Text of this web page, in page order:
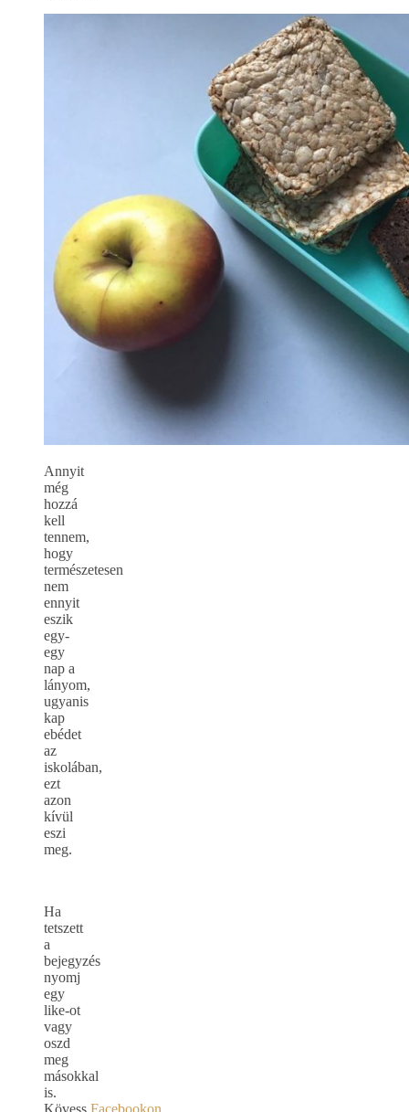
Annyit
még
hozzá
kell
tennem,
hogy
természetesen
nem
ennyit
eszik
egy-
egy
nap a
lányom,
ugyanis
kap
ebédet
az
iskolában,
ezt
azon
kívül
eszi
meg.
Ha
tetszett
a
bejegyzés
nyomj
egy
like-ot
vagy
oszd
meg
másokkal
is.